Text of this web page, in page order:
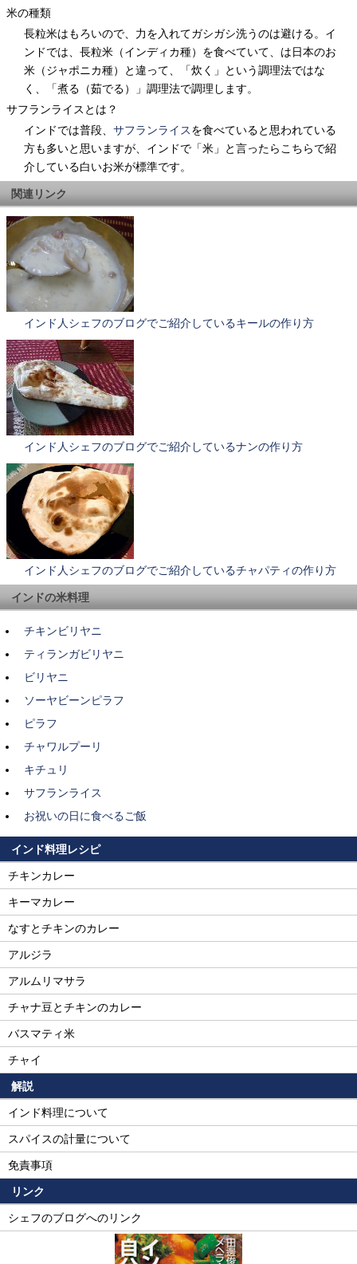
米の種類
長粒米はもろいので、力を入れてガシガシ洗うのは避ける。イ
ンドでは、長粒米（インディカ種）を食べていて、は日本のお
米（ジャポニカ種）と違って、「炊く」という調理法ではな
く、「煮る（茹でる）」調理法で調理します。
サフランライスとは？
インドでは普段、 サフランライスを食べていると思われている
方も多いと思いますが、インドで「米」と言ったらこちらで紹
介している白いお米が標準です。
関連リンク
インド人シェフのブログでご紹介しているキールの作り方
インド人シェフのブログでご紹介しているナンの作り方
インド人シェフのブログでご紹介しているチャパティの作り方
インドの米料理
チキンビリヤニ
ティランガビリヤニ
ビリヤニ
ソーヤビーンピラフ
ピラフ
チャワルプーリ
キチュリ
サフランライス
お祝いの日に食べるご飯
インド料理レシピ
チキンカレー
キーマカレー
なすとチキンのカレー
アルジラ
アルムリマサラ
チャナ豆とチキンのカレー
バスマティ米
チャイ
解説
インド料理について
スパイスの計量について
免責事項
リンク
シェフのブログへのリンク